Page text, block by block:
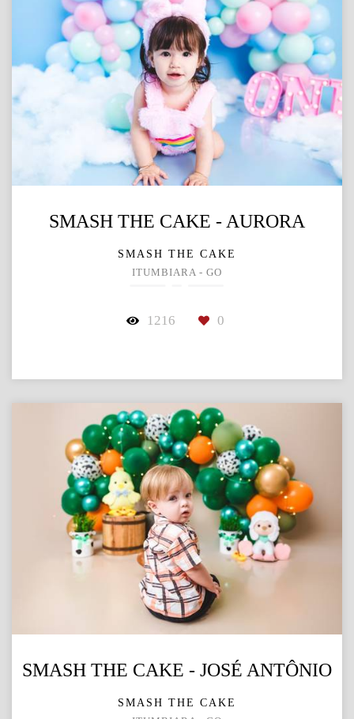
SMASH THE CAKE - AURORA
SMASH THE CAKE
ITUMBIARA - GO
1216 0
SMASH THE CAKE - JOSÉ ANTÔNIO
SMASH THE CAKE